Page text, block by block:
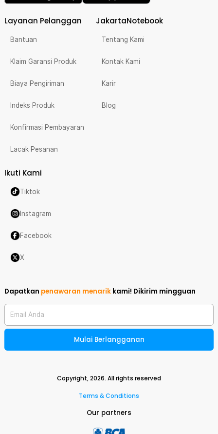
Layanan Pelanggan
Bantuan
Klaim Garansi Produk
Biaya Pengiriman
Indeks Produk
Konfirmasi Pembayaran
Lacak Pesanan
JakartaNotebook
Tentang Kami
Kontak Kami
Karir
Blog
Ikuti Kami
Tiktok
Instagram
Facebook
X
Dapatkan penawaran menarik kami! Dikirim mingguan
Email Anda
Mulai Berlangganan
Copyright,2026. All rights reserved
Terms & Conditions
Our partners